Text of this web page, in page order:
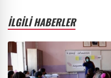
İLGİLİ HABERLER